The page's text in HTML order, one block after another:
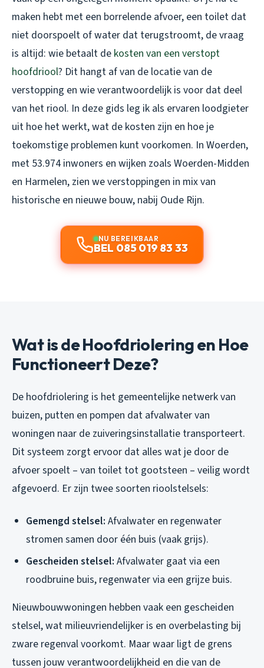
maken hebt met een borrelende afvoer, een toilet dat
niet doorspoelt of water dat terugstroomt, de vraag
is altijd: wie betaalt de kosten van een verstopt
hoofdriool? Dit hangt af van de locatie van de
verstopping en wie verantwoordelijk is voor dat deel
van het riool. In deze gids leg ik als ervaren loodgieter
uit hoe het werkt, wat de kosten zijn en hoe je
toekomstige problemen kunt voorkomen. In Woerden,
met 53.974 inwoners en wijken zoals Woerden-Midden
en Harmelen, zien we verstoppingen in mix van
historische en nieuwe bouw, nabij Oude Rijn.
NU BEREIKBAAR
BEL 085 019 83 33
Wat is de Hoofdriolering en Hoe
Functioneert Deze?
De hoofdriolering is het gemeentelijke netwerk van
buizen, putten en pompen dat afvalwater van
woningen naar de zuiveringsinstallatie transporteert.
Dit systeem zorgt ervoor dat alles wat je door de
afvoer spoelt – van toilet tot gootsteen – veilig wordt
afgevoerd. Er zijn twee soorten rioolstelsels:
Gemengd stelsel: Afvalwater en regenwater
stromen samen door één buis (vaak grijs).
Gescheiden stelsel: Afvalwater gaat via een
roodbruine buis, regenwater via een grijze buis.
Nieuwbouwwoningen hebben vaak een gescheiden
stelsel, wat milieuvriendelijker is en overbelasting bij
zware regenval voorkomt. Maar waar ligt de grens
tussen jouw verantwoordelijkheid en die van de